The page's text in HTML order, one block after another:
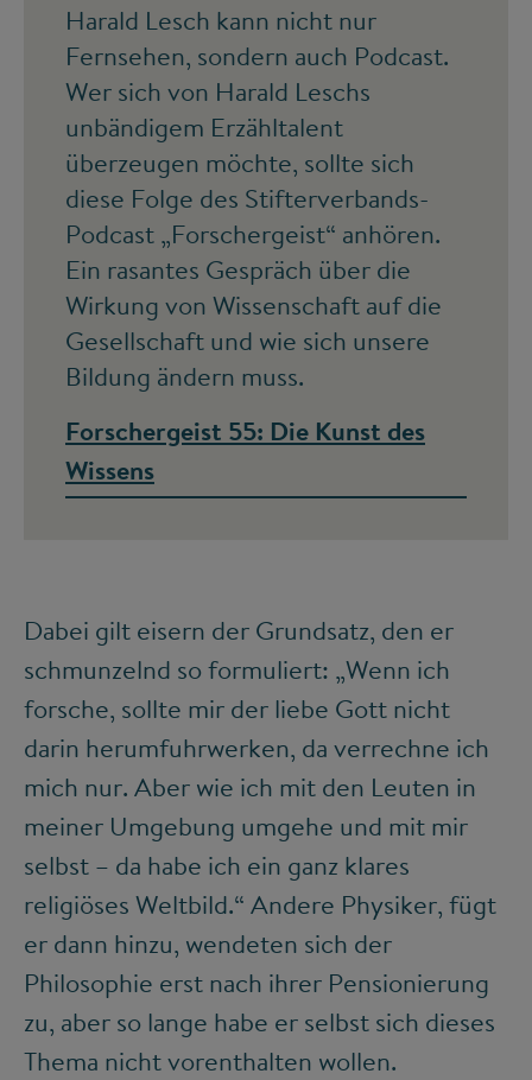
Harald Lesch kann nicht nur
Fernsehen, sondern auch Podcast.
Wer sich von Harald Leschs
unbändigem Erzähltalent
überzeugen möchte, sollte sich
diese Folge des Stifterverbands-
Podcast „Forschergeist“ anhören.
Ein rasantes Gespräch über die
Wirkung von Wissenschaft auf die
Gesellschaft und wie sich unsere
Bildung ändern muss.
Forschergeist 55: Die Kunst des
Wissens
Dabei gilt eisern der Grundsatz, den er
schmunzelnd so formuliert: „Wenn ich
forsche, sollte mir der liebe Gott nicht
darin herumfuhrwerken, da verrechne ich
mich nur. Aber wie ich mit den Leuten in
meiner Umgebung umgehe und mit mir
selbst – da habe ich ein ganz klares
religiöses Weltbild.“ Andere Physiker, fügt
er dann hinzu, wendeten sich der
Philosophie erst nach ihrer Pensionierung
zu, aber so lange habe er selbst sich dieses
Thema nicht vorenthalten wollen.